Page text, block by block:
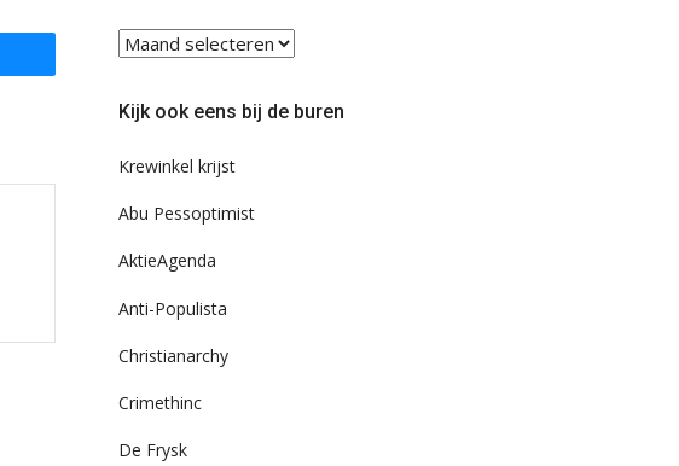
Blader
eens
ons
Kijk ook eens bij de buren
Krewinkel krijst
Abu Pessoptimist
AktieAgenda
Anti-Populista
Christianarchy
Crimethinc
De Frysk